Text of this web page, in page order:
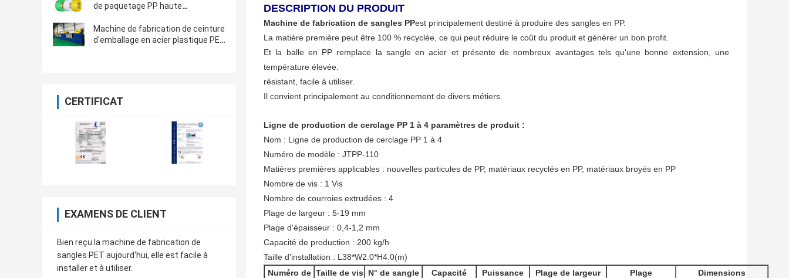
de paquetage PP haute
Contrôle PLC
Machine de fabrication de ceinture
d'emballage en acier plastique PET
CERTIFICAT
EXAMENS DE CLIENT
Bien reçu la machine de fabrication de
sangles PET aujourd'hui, elle est facile à
installer et à utiliser.
DESCRIPTION DU PRODUIT
Machine de fabrication de sangles PPest principalement destiné à produire des sangles en PP.
La matière première peut être 100 % recyclée, ce qui peut réduire le coût du produit et générer un bon profit.
Et la balle en PP remplace la sangle en acier et présente de nombreux avantages tels qu'une bonne extension, une
température élevée.
résistant, facile à utiliser.
Il convient principalement au conditionnement de divers métiers.
Ligne de production de cerclage PP 1 à 4 paramètres de produit :
Nom : Ligne de production de cerclage PP 1 à 4
Numéro de modèle : JTPP-110
Matières premières applicables : nouvelles particules de PP, matériaux recyclés en PP, matériaux broyés en PP
Nombre de vis : 1 Vis
Nombre de courroies extrudées : 4
Plage de largeur : 5-19 mm
Plage d'épaisseur : 0,4-1,2 mm
Capacité de production : 200 kg/h
Taille d'installation : L38*W2.0*H4.0(m)
Numéro de Taille de vis N° de sangle Capacité
Puissance
Plage de largeur
Plage
Dimensions